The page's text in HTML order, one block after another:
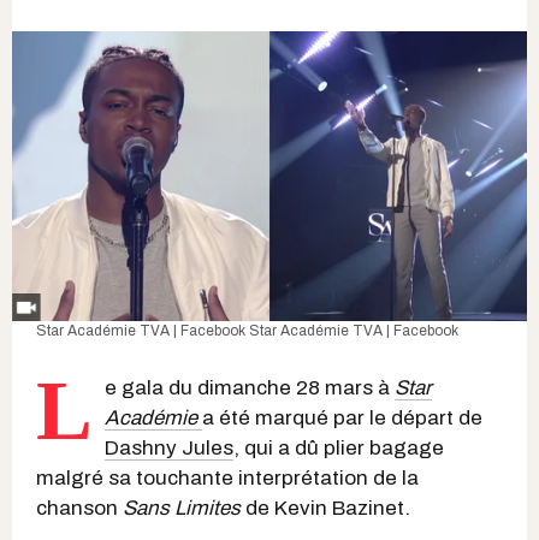
Star Académie TVA | Facebook Star Académie TVA | Facebook
L e gala du dimanche 28 mars à Star
Académie a été marqué par le départ de
Dashny Jules, qui a dû plier bagage
malgré sa touchante interprétation de la
chanson Sans Limitesde Kevin Bazinet.